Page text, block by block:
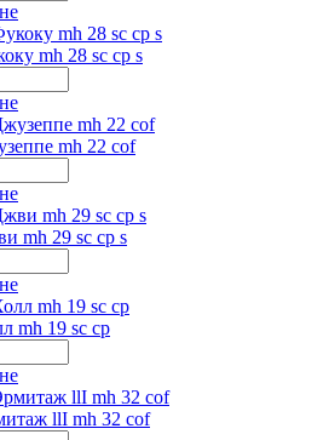
mh 28 sc cp s
mh 22 cof
mh 29 sc cp s
mh 19 sc cp
llI mh 32 cof